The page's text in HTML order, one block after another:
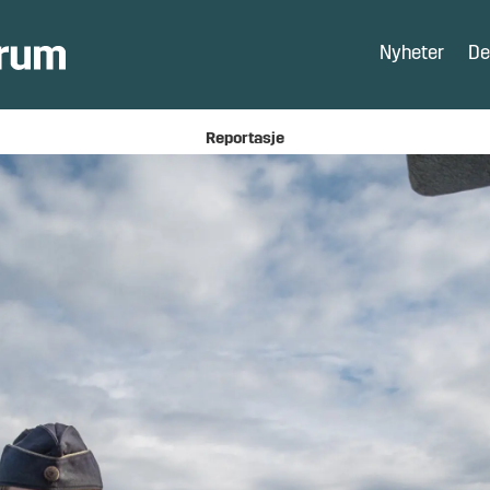
Nyheter
Reportasje